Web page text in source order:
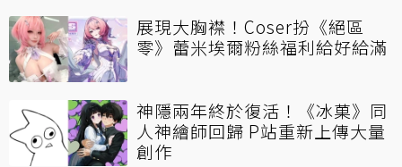
展現大胸襟！Coser扮《絕區
零》蕾米埃爾粉絲福利給好給滿
神隱兩年終於復活！《冰菓》同
人神繪師回歸 P站重新上傳大量
創作